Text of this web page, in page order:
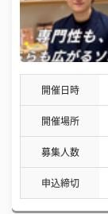
開催日時
開催場所
募集人数
申込締切